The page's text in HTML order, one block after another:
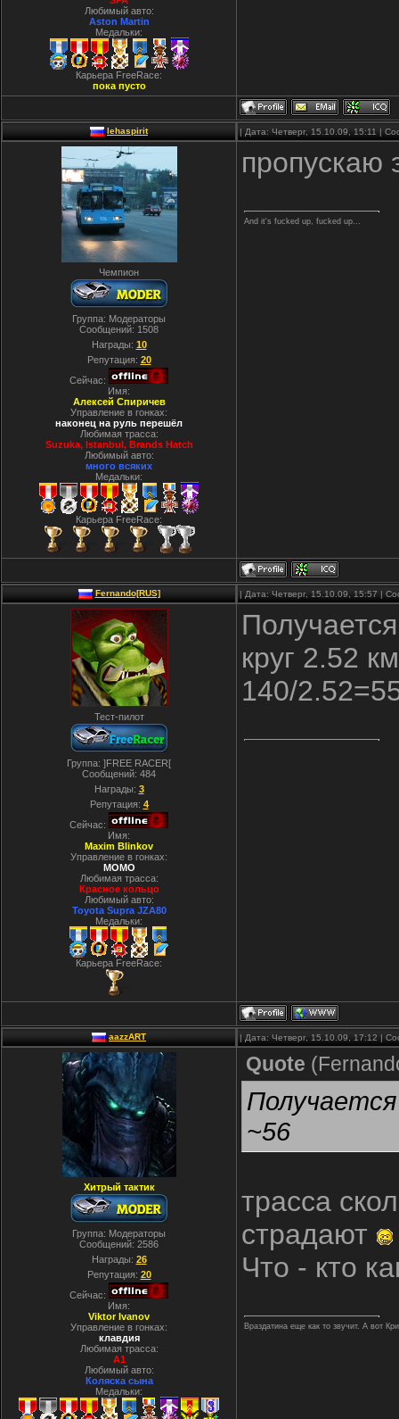
Любимый авто:
Aston Martin
Медальки:
Карьера FreeRace:
пока пусто
lehaspirit | Дата: Четверг, 15.10.09, 15:11 |
Чемпион
Группа: Модераторы
Сообщений: 1508
Награды: 10
Репутация: 20
Сейчас:
Имя:
Алексей Спиричев
Управление в гонках:
наконец на руль перешёл
Любимая трасса:
Suzuka, Istanbul, Вrands Hatch
Любимый авто:
много всяких
Медальки:
Карьера FreeRace:
пропускаю
And it's fucked up, fucked up...
Fernando[RUS] | Дата: Четверг, 15.10.09, 15:57 |
Тест-пилот
Группа: ]FREE RACER[
Сообщений: 484
Награды: 3
Репутация: 4
Сейчас:
Имя:
Maxim Blinkov
Управление в гонках:
MOMO
Любимая трасса:
Красное кольцо
Любимый авто:
Toyota Supra JZA80
Медальки:
Карьера FreeRace:
круг 2.52
140/
aazzART | Дата: Четверг, 15.10.09, 17:12 |
Хитрый тактик
Группа: Модераторы
Сообщений: 2586
Награды: 26
Репутация: 20
Сейчас:
Имя:
Viktor Ivanov
Управление в гонках:
клавдия
Любимая трасса:
A1
Любимый авто:
Коляска сына
Медальки:
Quote (
Получается
~56
трасса
страдают
Что - кто
Враздатина еще как то звучит. А вот